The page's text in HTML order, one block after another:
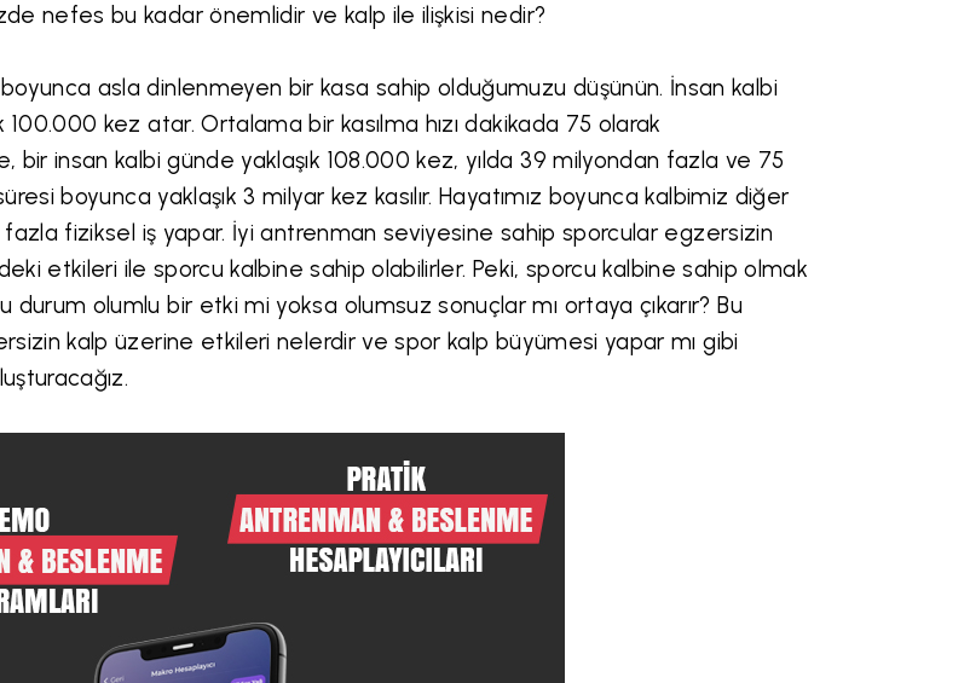
nefes bu kadar önemlidir ve kalp ile ilişkisi nedir?
boyunca asla dinlenmeyen bir kasa sahip olduğumuzu düşünün. İnsan kalbi
100.000 kez atar. Ortalama bir kasılma hızı dakikada 75 olarak
bir insan kalbi günde yaklaşık 108.000 kez, yılda 39 milyondan fazla ve 75
boyunca yaklaşık 3 milyar kez kasılır. Hayatımız boyunca kalbimiz diğer
fiziksel iş yapar. İyi antrenman seviyesine sahip sporcular egzersizin
etkileri ile sporcu kalbine sahip olabilirler. Peki, sporcu kalbine sahip olmak
durum olumlu bir etki mi yoksa olumsuz sonuçlar mı ortaya çıkarır? Bu
kalp üzerine etkileri nelerdir ve spor kalp büyümesi yapar mı gibi